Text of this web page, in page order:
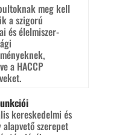
meg kell
a szigorú
és élelmiszer-
a HACCP
kereskedelmi és
szerepet